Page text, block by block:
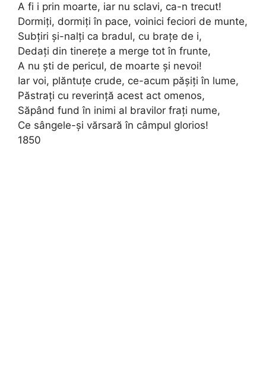
A fi i prin moarte, iar nu sclavi, ca-n trecut!
Dormiţi, dormiţi în pace, voinici feciori de munte,
Subţiri şi-nalţi ca bradul, cu braţe de i,
Dedaţi din tinereţe a merge tot în frunte,
A nu şti de pericul, de moarte şi nevoi!
Iar voi, plăntuţe crude, ce-acum păşiţi în lume,
Păstraţi cu reverinţă acest act omenos,
Săpând fund în inimi al bravilor fraţi nume,
Ce sângele-şi vărsară în câmpul glorios!
1850